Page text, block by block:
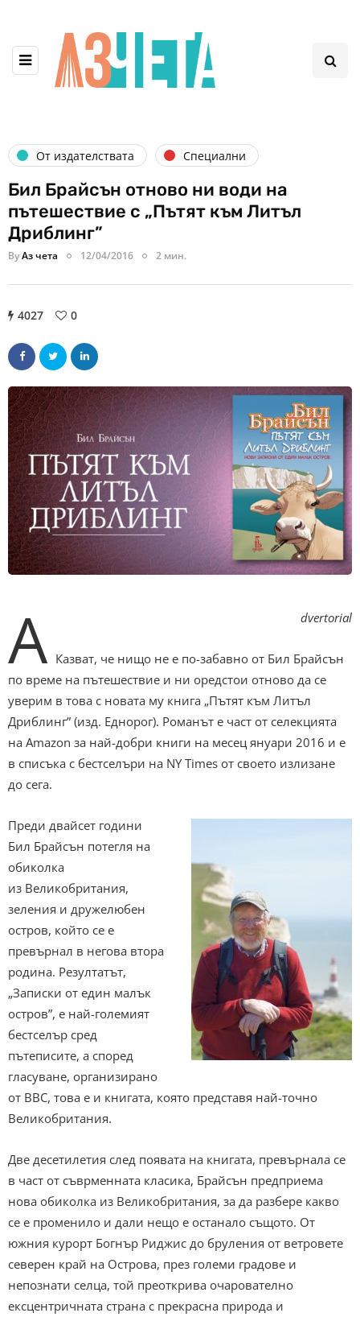
От издателствата Специални
Бил Брайсън отново ни води на
пътешествие с „Пътят към Литъл
Дриблинг”
ByАз чета 12/04/2016 2 мин.
4027 0
A dvertorial
Казват, че нищо не е по-забавно от Бил Брайсън
по време на пътешествие и ни оредстои отново да се
уверим в това с новата му книга „Пътят към Литъл
Дриблинг” (изд. Еднорог). Романът е част от селекцията
на Amazon за най-добри книги на месец януари 2016 и е
в списъка с бестселъри на NY Times от своето излизане
до сега.
Преди двайсет години
Бил Брайсън потегля на
обиколка
из Великобритания,
зеления и дружелюбен
остров, който се е
превърнал в негова втора
родина. Резултатът,
„Записки от един малък
остров”, е най-големият
бестселър сред
пътеписите, а според
гласуване, организирано
от BBC, това е и книгата, която представя най-точно
Великобритания.
Две десетилетия след появата на книгата, превърнала се
в част от съврменната класика, Брайсън предприема
нова обиколка из Великобритания, за да разбере какво
се е променило и дали нещо е останало същото. От
южния курорт Богнър Риджис до бруления от ветровете
северен край на Острова, през големи градове и
непознати селца, той преоткрива очарователно
ексцентричната страна с прекрасна природа и